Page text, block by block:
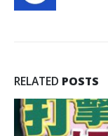
RELATED POSTS